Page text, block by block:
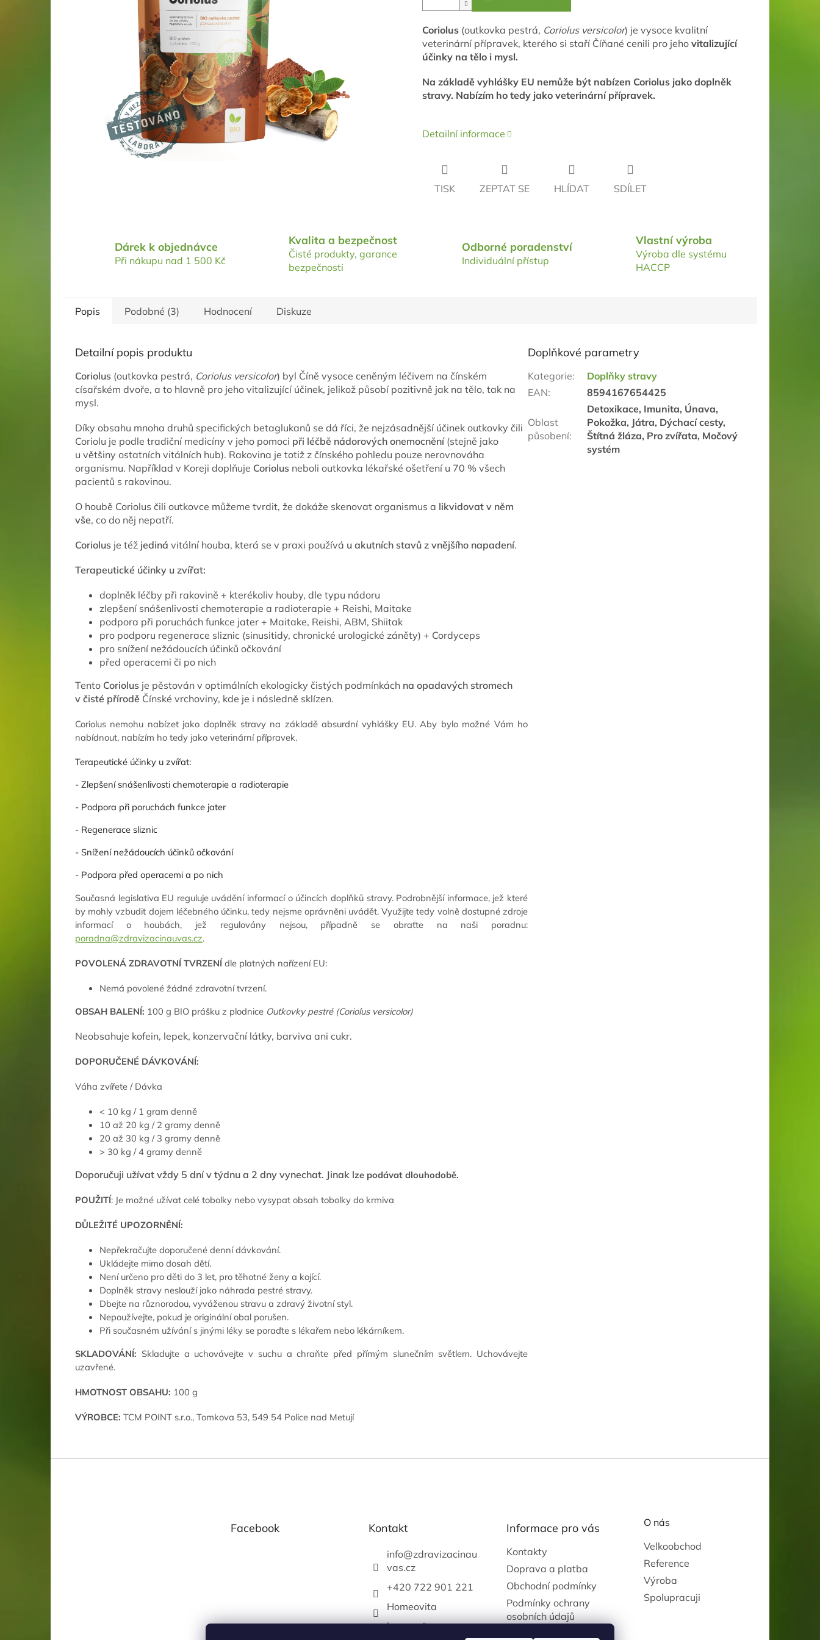
Coriolus (outkovka pestrá, Coriolus versicolor) je vysoce kvalitní
veterinární přípravek, kterého si staří Číňané cenili pro jeho vitalizující
účinky na tělo i mysl.
Na základě vyhlášky EU nemůže být nabízen Coriolus jako doplněk
stravy. Nabízím ho tedy jako veterinární přípravek.
Detailní informace
TISK ZEPTAT SE HLÍDAT SDÍLET
Dárek k objednávce
Při nákupu nad 1 500 Kč
Kvalita a bezpečnost
Čisté produkty, garance
bezpečnosti
Odborné poradenství
Individuální přístup
Vlastní výroba
Výroba dle systému
HACCP
Popis Podobné (3) Hodnocení Diskuze
Detailní popis produktu
Coriolus (outkovka pestrá, Coriolus versicolor) byl Číně vysoce ceněným léčivem na čínském
císařském dvoře, a to hlavně pro jeho vitalizující účinek, jelikož působí pozitivně jak na tělo, tak na
mysl.
Díky obsahu mnoha druhů specifických betaglukanů se dá říci, že nejzásadnější účinek outkovky čili
Coriolu je podle tradiční medicíny v jeho pomoci při léčbě nádorových onemocnění(stejně jako
u většiny ostatních vitálních hub). Rakovina je totiž z čínského pohledu pouze nerovnováha
organismu. Například v Koreji doplňuje Coriolus neboli outkovka lékařské ošetření u 70 % všech
pacientů s rakovinou.
O houbě Coriolus čili outkovce můžeme tvrdit, že dokáže skenovat organismus a likvidovat v něm
vše, co do něj nepatří.
Coriolus je též jediná vitální houba, která se v praxi používá u akutních stavů z vnějšího napadení.
Terapeutické účinky u zvířat:
doplněk léčby při rakovině + kterékoliv houby, dle typu nádoru
zlepšení snášenlivosti chemoterapie a radioterapie + Reishi, Maitake
podpora při poruchách funkce jater + Maitake, Reishi, ABM, Shiitak
pro podporu regenerace sliznic (sinusitidy, chronické urologické záněty) + Cordyceps
pro snížení nežádoucích účinků očkování
před operacemi či po nich
Tento Coriolus je pěstován v optimálních ekologicky čistých podmínkách na opadavých stromech
v čisté přírodě Čínské vrchoviny, kde je i následně sklízen.
Coriolus nemohu nabízet jako doplněk stravy na základě absurdní vyhlášky EU. Aby bylo možné Vám ho
nabídnout, nabízím ho tedy jako veterinární přípravek.
Terapeutické účinky u zvířat:
- Zlepšení snášenlivosti chemoterapie a radioterapie
- Podpora při poruchách funkce jater
- Regenerace sliznic
- Snížení nežádoucích účinků očkování
- Podpora před operacemi a po nich
Současná legislativa EU reguluje uvádění informací o účincích doplňků stravy. Podrobnější informace, jež které
by mohly vzbudit dojem léčebného účinku, tedy nejsme oprávněni uvádět. Využijte tedy volně dostupné zdroje
informací o houbách, jež regulovány nejsou, případně se obraťte na naši poradnu:
poradna@zdravizacinauvas.cz.
POVOLENÁ ZDRAVOTNÍ TVRZENÍ dle platných nařízení EU:
Nemá povolené žádné zdravotní tvrzení.
OBSAH BALENÍ: 100 g BIO prášku z plodnice Outkovky pestré (Coriolus versicolor)
Neobsahuje kofein, lepek, konzervační látky, barviva ani cukr.
DOPORUČENÉ DÁVKOVÁNÍ:
Váha zvířete / Dávka
< 10 kg / 1 gram denně
10 až 20 kg / 2 gramy denně
20 až 30 kg / 3 gramy denně
> 30 kg / 4 gramy denně
Doporučuji užívat vždy 5 dní v týdnu a 2 dny vynechat. Jinak lze podávat dlouhodobě.
POUŽITÍ: Je možné užívat celé tobolky nebo vysypat obsah tobolky do krmiva
DŮLEŽITÉ UPOZORNĚNÍ:
Nepřekračujte doporučené denní dávkování.
Ukládejte mimo dosah dětí.
Není určeno pro děti do 3 let, pro těhotné ženy a kojící.
Doplněk stravy neslouží jako náhrada pestré stravy.
Dbejte na různorodou, vyváženou stravu a zdravý životní styl.
Nepoužívejte, pokud je originální obal porušen.
Při současném užívání s jinými léky se poraďte s lékařem nebo lékárníkem.
SKLADOVÁNÍ: Skladujte a uchovávejte v suchu a chraňte před přímým slunečním světlem. Uchovávejte
uzavřené.
HMOTNOST OBSAHU: 100 g
VÝROBCE: TCM POINT s.r.o., Tomkova 53, 549 54 Police nad Metují
Doplňkové parametry
Kategorie:
Doplňky stravy
EAN: 8594167654425
Oblast
působení:
Detoxikace, Imunita, Únava,
Pokožka, Játra, Dýchací cesty,
Štítná žláza, Pro zvířata, Močový
systém
Facebook Kontakt
info@zdravizacinau
vas.cz
+420 722 901 221
Homeovita
homeovitacz
Informace pro vás
Kontakty
Doprava a platba
Obchodní podmínky
Podmínky ochrany
osobních údajů
O nás
Velkoobchod
Reference
Výroba
Spolupracuji